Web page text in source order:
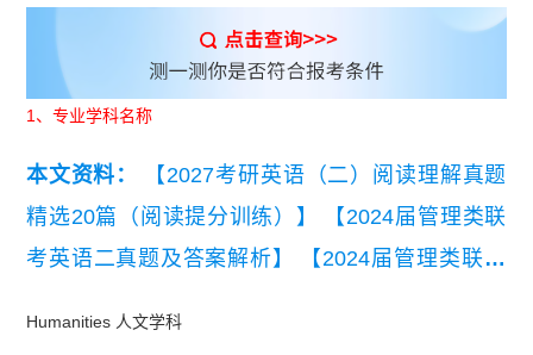
1、专业学科名称
本文资料：
【2027考研英语（二）阅读理解真题
精选20篇（阅读提分训练）】
【2024届管理类联
考英语二真题及答案解析】
【2024届管理类联考
Humanities 人文学科